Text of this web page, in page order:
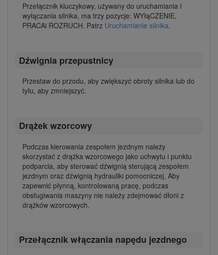
Przełącznik kluczykowy, używany do uruchamiania i
wyłączania silnika, ma trzy pozycje: WYłąCZENIE,
PRACAi ROZRUCH. Patrz Uruchamianie silnika.
Dźwignia przepustnicy
Przestaw do przodu, aby zwiększyć obroty silnika lub do
tyłu, aby zmniejszyć.
Drążek wzorcowy
Podczas kierowania zespołem jezdnym należy
skorzystać z drążka wzorcowego jako uchwytu i punktu
podparcia, aby sterować dźwignią sterującą zespołem
jezdnym oraz dźwignią hydrauliki pomocniczej. Aby
zapewnić płynną, kontrolowaną pracę, podczas
obsługiwania maszyny nie należy zdejmować dłoni z
drążków wzorcowych.
Przełącznik włączania napędu jezdnego